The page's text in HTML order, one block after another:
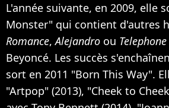
L'année suivante, en 2009, elle
Monster" qui contient d'autres
Romance,Alejandro ou Telephone
Beyoncé. Les succès
sort en 2011 "Born This Way".
"Artpop" (2013), "Cheek to